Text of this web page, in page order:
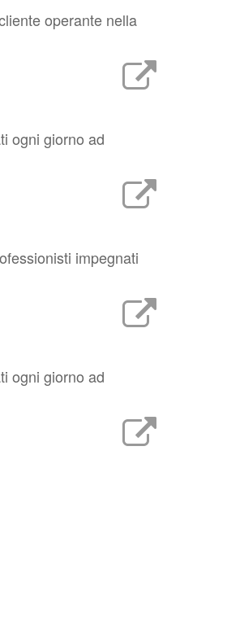
operante nella
ogni giorno ad
impegnati
ogni giorno ad